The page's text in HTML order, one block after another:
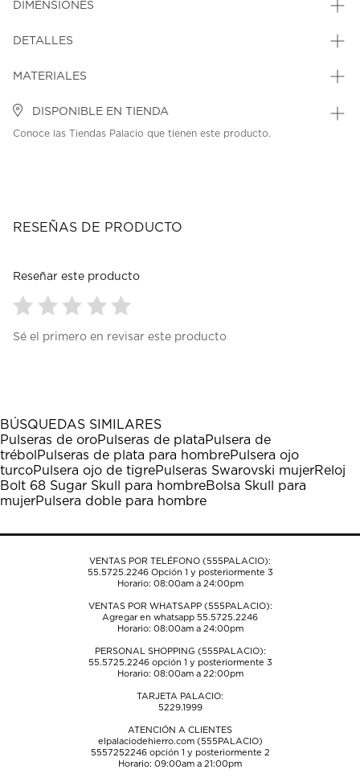
DIMENSIONES
DETALLES
MATERIALES
DISPONIBLE EN TIENDA
Conoce las Tiendas Palacio que tienen este producto.
RESEÑAS DE PRODUCTO
Reseñar este producto
para
1
estrella
Esta
acción
abrirá
el
formulario
envío.
para
estrellas.
Esta
acción
abrirá
el
formulario
envío.
para
estrellas.
Esta
acción
abrirá
el
formulario
envío.
para
estrellas.
Esta
acción
abrirá
el
formulario
envío.
para
estrellas.
Esta
acción
abrirá
el
formulario
envío.
Sé el primero en revisar este producto
BÚSQUEDAS SIMILARES
Pulseras de oroPulseras de plataPulsera de
trébol Pulseras de plata para hombrePulsera ojo
turcoPulsera ojo de tigrePulseras Swarovski mujerReloj
Bolt 68 Sugar Skull para hombreBolsa Skull para
mujerPulsera doble para hombre
VENTAS POR TELÉFONO (555PALACIO):
55.5725.2246Opción 1 y posteriormente 3
Horario: 08:00am a 24:00pm
VENTAS POR WHATSAPP (555PALACIO):
Agregar en whatsapp 55.5725.2246
Horario: 08:00am a 24:00pm
PERSONAL SHOPPING (555PALACIO):
55.5725.2246opción 1 y posteriormente 3
Horario: 08:00am a 22:00pm
TARJETA PALACIO:
5229.1999
ATENCIÓN A CLIENTES
elpalaciodehierro.com (555PALACIO)
5557252246opción 1 y posteriormente 2
Horario: 09:00am a 21:00pm